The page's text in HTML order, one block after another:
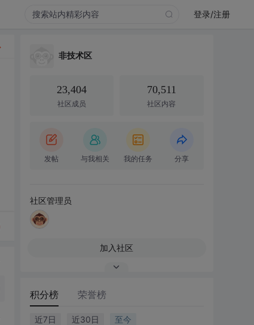
登录/注册
非技术区
23,404
社区成员
70,511
社区内容
发帖 与我相关 我的任务 分享
社区管理员
加入社区
积分榜 荣誉榜
近7日 近30日 至今